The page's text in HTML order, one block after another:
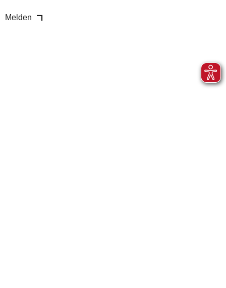
Melden